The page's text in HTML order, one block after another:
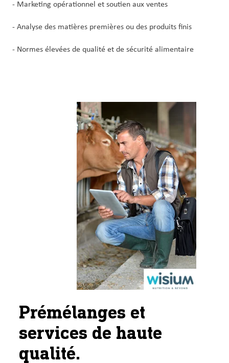
- Marketing opérationnel et soutien aux ventes
- Analyse des matières premières ou des produits finis
- Normes élevées de qualité et de sécurité alimentaire
Prémélanges et
services de haute
qualité.